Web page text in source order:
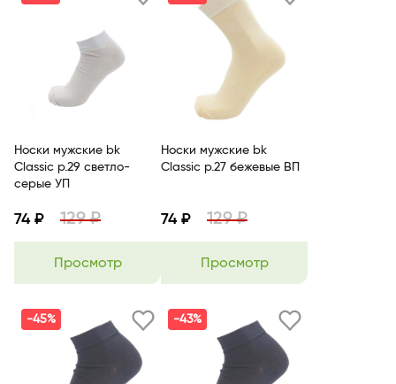
Носки мужские bk
Classic р.29 светло-
серые УП
74 ₽ 129 ₽
Просмотр
Носки мужские bk
Classic р.27 бежевые ВП
74 ₽ 129 ₽
Просмотр
-45% -43%